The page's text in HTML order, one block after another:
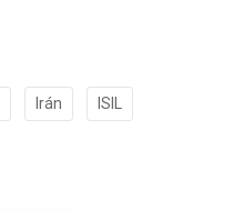
Irán ISIL